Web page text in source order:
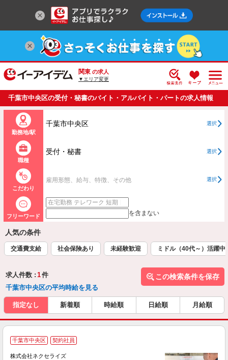
関東 の求人
▼エリア変更
千葉市中央区の受付・秘書のバイト・アルバイト・パートの求人情報
一覧
勤務地/駅
千葉市中央区 選択
職種
受付・秘書 選択
こだわり
雇用形態、給与、特徴、その他 選択
フリーワード を含まない
人気の条件
交通費支給 社会保険あり 未経験歓迎 ミドル（40代～）活躍中
求人件数 : 1件
千葉市中央区の平均時給を見る
この検索条件を保存
指定なし 新着順 時給順 日給順 月給順
千葉市中央区 契約社員
株式会社ネクセライズ